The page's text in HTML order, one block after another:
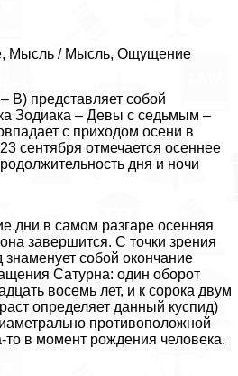
Мысль / Мысль, Ощущение
В) представляет собой
Зодиака – Девы с седьмым –
с приходом осени в
сентября отмечается осеннее
дня и ночи
дни в самом разгаре осенняя
завершится. С точки зрения
знаменует собой окончание
Сатурна: один оборот
восемь лет, и к сорока двум
определяет данный куспид)
противоположной
то в момент рождения человека.